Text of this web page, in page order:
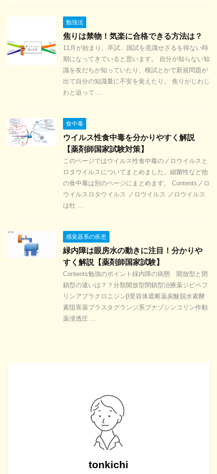
勉強法
焦りは禁物！気楽に合格できる方法は？
11月が始まり、卒試、国試を意識せざるを得ない時
期になってきていると思います。 自分が知らない知
識を友だちが知っていたり、模試とかで新規問題が
出て自分の知識量に不安を覚えたり。 焦りがじわじ
わと迫って ...
食中毒
ウイルス性食中毒を分かりやすく解説
【薬剤師国家試験対策】
このページではウイルス性食中毒のノロウイルスと
ロタウイルスについてまとめました。細菌性など他
の食中毒は別のページにまとめます。 Contentsノロ
ウイルスロタウイルス ノロウイルス ノロウイルス
は牡 ...
感覚器系の疾患
緑内障は眼房水の動きに注目！分かりや
すく解説【薬剤師国家試験】
Contents勉強のポイント緑内障の病態 開放型と閉
鎖型の違いは？？分類開放型閉鎖型治療薬ジピベフ
リンアプラクロニジンβ受容体遮断薬炭酸脱水素酵
素阻害薬プラスタグランジ系ブナゾシンコリン作動
薬浸透圧 ...
tonkichi